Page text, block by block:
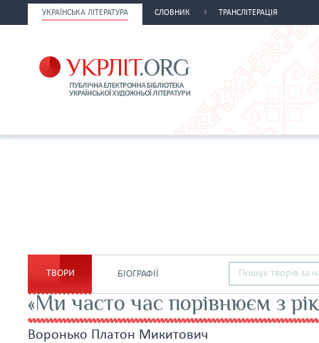
УКРАЇНСЬКА ЛІТЕРАТУРА СЛОВНИК ТРАНСЛІТЕРАЦІЯ
ТВОРИ БІОГРАФІЇ
«Ми часто час порівнюєм з
Воронько Платон Микитович